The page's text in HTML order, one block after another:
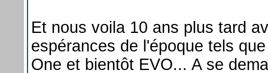
Et nous voila 10 ans plus tard
espérances de l'époque tels
One et bientôt EVO... A se